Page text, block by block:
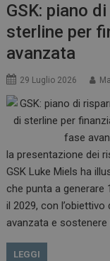
GSK: piano
sterline per
avanzata
29 Luglio 2026
la presentazione dei
GSK Luke Miels ha
che punta a generare
il 2029, con
avanzata e
LEGGI